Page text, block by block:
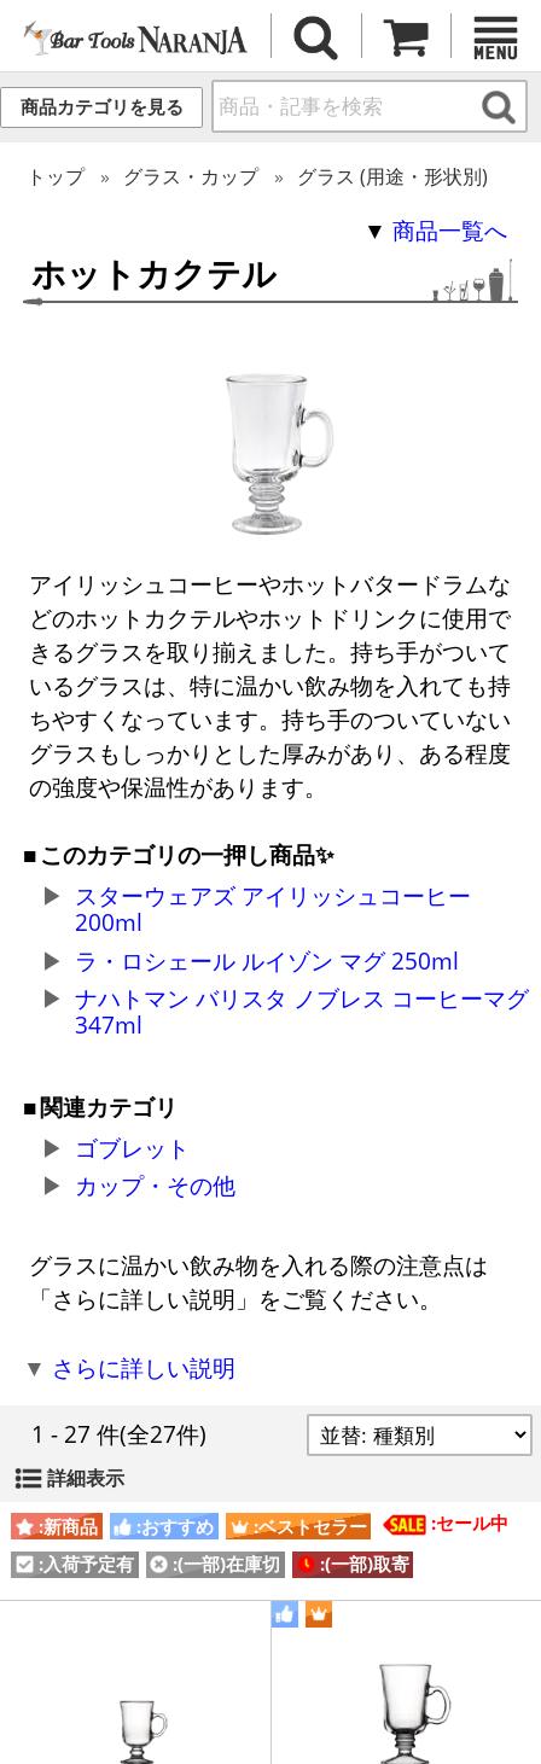
商品カテゴリを見る
トップ グラス・カップ グラス (用途・形状別)
ホットカクテル
▼商品一覧へ
アイリッシュコーヒーやホットバタードラムな
どのホットカクテルやホットドリンクに使用で
きるグラスを取り揃えました。持ち手がついて
いるグラスは、特に温かい飲み物を入れても持
ちやすくなっています。持ち手のついていない
グラスもしっかりとした厚みがあり、ある程度
の強度や保温性があります。
このカテゴリの一押し商品✨
スターウェアズ アイリッシュコーヒー
200ml
ラ・ロシェール ルイゾン マグ 250ml
ナハトマン バリスタ ノブレス コーヒーマグ
347ml
関連カテゴリ
ゴブレット
カップ・その他
グラスに温かい飲み物を入れる際の注意点は
「さらに詳しい説明」をご覧ください。
▼ さらに詳しい説明
1 - 27 件(全27件)
詳細表示
:新商品 :おすすめ :ベストセラー
:セール中
:入荷予定有
:(一部)在庫切 :(一部)取寄